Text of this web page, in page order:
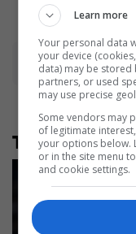
Të tjera nga
Learn more
Your personal data
your device
data) may be stored
partners, or used
may use precise
Some vendors may
of legitimate
your options below.
or in the site menu
and cookie settings.